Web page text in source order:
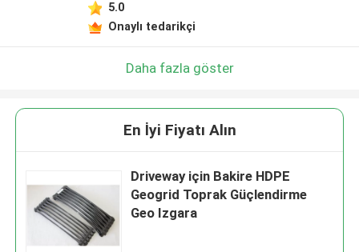
5.0
Onaylı tedarikçi
Daha fazla göster
En İyi Fiyatı Alın
Driveway için Bakire HDPE
Geogrid Toprak Güçlendirme
Geo Izgara